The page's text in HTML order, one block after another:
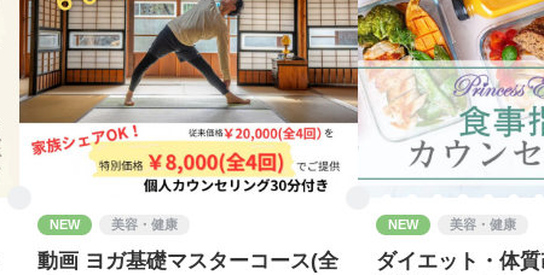
NEW 美容・健康
動画 ヨガ基礎マスターコース(全
NEW 美容・健康
ダイエット・体